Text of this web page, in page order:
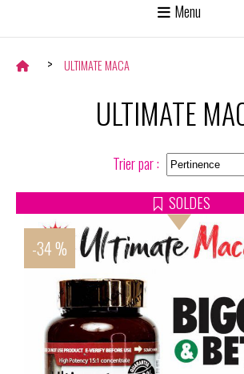
Menu
ULTIMATE MACA
ULTIMATE
Trier par :
SOLDES
-34 %